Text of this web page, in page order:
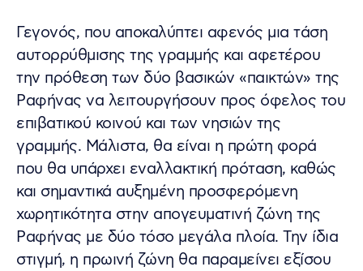
Γεγονός, που αποκαλύπτει αφενός μια τάση
αυτορρύθμισης της γραμμής και αφετέρου
την πρόθεση των δύο βασικών «παικτών» της
Ραφήνας να λειτουργήσουν προς όφελος του
επιβατικού κοινού και των νησιών της
γραμμής. Μάλιστα, θα είναι η πρώτη φορά
που θα υπάρχει εναλλακτική πρόταση, καθώς
και σημαντικά αυξημένη προσφερόμενη
χωρητικότητα στην απογευματινή ζώνη της
Ραφήνας με δύο τόσο μεγάλα πλοία. Την ίδια
στιγμή, η πρωινή ζώνη θα παραμείνει εξίσου